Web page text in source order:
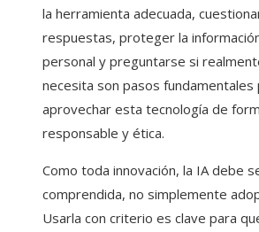
la herramienta adecuada,
respuestas, proteger la
personal y preguntarse si
necesita son pasos fundamentales
aprovechar esta tecnología de
responsable y ética.
Como toda innovación, la IA debe
comprendida, no simplemente
Usarla con criterio es clave para